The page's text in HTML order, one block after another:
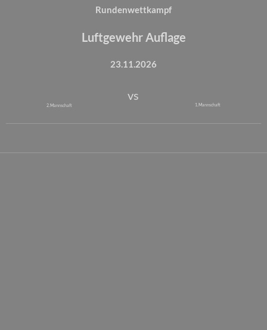
Rundenwettkampf
Luftgewehr Auflage
23.11.2026
2. Mannschaft
vs
1. Mannschaft